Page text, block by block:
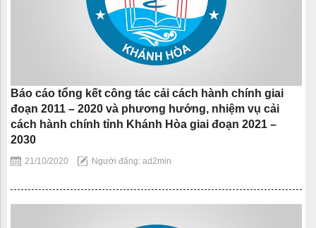
Báo cáo tổng kết công tác cải cách hành chính giai
đoạn 2011 – 2020 và phương hướng, nhiệm vụ cải
cách hành chính tỉnh Khánh Hòa giai đoạn 2021 –
2030
21/10/2020 Người đăng: ad2min